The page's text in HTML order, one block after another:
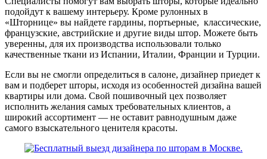
подойдут к вашему интерьеру. Кроме рулонных в
«Шторнице» вы найдете гардины, портьерные, классические,
французские, австрийские и другие виды штор. Можете быть
уверенны, для их производства использовали только
качественные ткани из Испании, Италии, Франции и Турции.
Если вы не смогли определиться в салоне, дизайнер приедет к
вам и подберет шторы, исходя из особенностей дизайна вашей
квартиры или дома. Свой пошивочный цех позволяет
исполнить желания самых требовательных клиентов, а
широкий ассортимент — не оставит равнодушным даже
самого взыскательного ценителя красоты.